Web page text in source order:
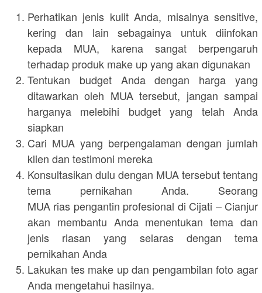
Perhatikan jenis kulit Anda, misalnya sensitive,
kering dan lain sebagainya untuk diinfokan
kepada MUA, karena sangat berpengaruh
terhadap produk make up yang akan digunakan
Tentukan budget Anda dengan harga yang
ditawarkan oleh MUA tersebut, jangan sampai
harganya melebihi budget yang telah Anda
siapkan
Cari MUA yang berpengalaman dengan jumlah
klien dan testimoni mereka
Konsultasikan dulu dengan MUA tersebut tentang
tema pernikahan Anda. Seorang
MUA rias pengantin profesional di Cijati – Cianjur
akan membantu Anda menentukan tema dan
jenis riasan yang selaras dengan tema
pernikahan Anda
Lakukan tes make up dan pengambilan foto agar
Anda mengetahui hasilnya.